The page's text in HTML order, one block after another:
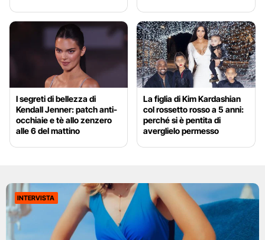
I segreti di bellezza di
Kendall Jenner: patch anti-
occhiaie e tè allo zenzero
alle 6 del mattino
La figlia di Kim Kardashian
col rossetto rosso a 5 anni:
perché si è pentita di
averglielo permesso
INTERVISTA